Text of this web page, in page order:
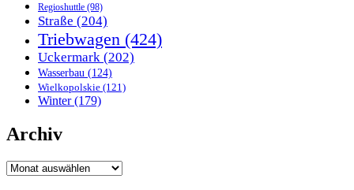
Regioshuttle (98)
Straße (204)
Triebwagen (424)
Uckermark (202)
Wasserbau (124)
Wielkopolskie (121)
Winter(179)
Archiv
Archiv